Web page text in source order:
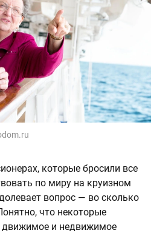
которые бросили все
по миру на круизном
вопрос — во сколько
что некоторые
движимое и недвижимое